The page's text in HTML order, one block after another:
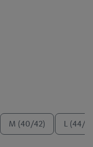
M (40/42) L (44/